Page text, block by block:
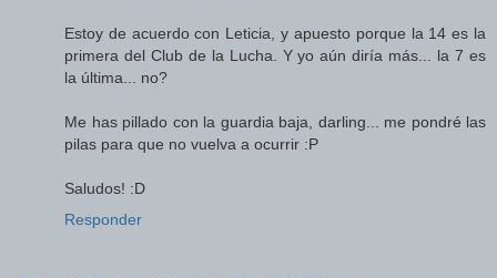
Estoy de acuerdo con Leticia, y apuesto porque la 14 es la
primera del Club de la Lucha. Y yo aún diría más... la 7 es
la última... no?
Me has pillado con la guardia baja, darling... me pondré las
pilas para que no vuelva a ocurrir :P
Saludos! :D
Responder